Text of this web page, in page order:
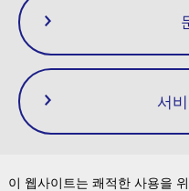
서
이 웹사이트는 쾌적한 사용을